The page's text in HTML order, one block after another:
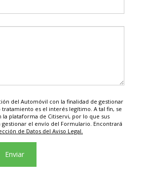
del Automóvil con la finalidad de gestionar
tratamiento es el interés legítimo. A tal fin, se
plataforma de Citiservi, por lo que sus
gestionar el envío del Formulario. Encontrará
de Datos del Aviso Legal.